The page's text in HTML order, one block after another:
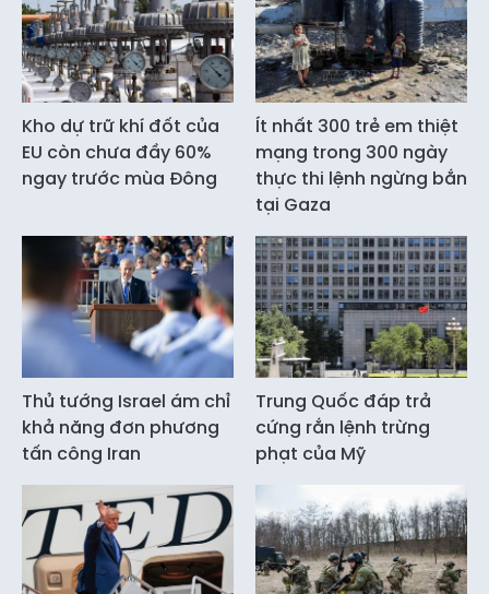
Kho dự trữ khí đốt của
EU còn chưa đầy 60%
ngay trước mùa Đông
Ít nhất 300 trẻ em thiệt
mạng trong 300 ngày
thực thi lệnh ngừng bắn
tại Gaza
Thủ tướng Israel ám chỉ
khả năng đơn phương
tấn công Iran
Trung Quốc đáp trả
cứng rắn lệnh trừng
phạt của Mỹ